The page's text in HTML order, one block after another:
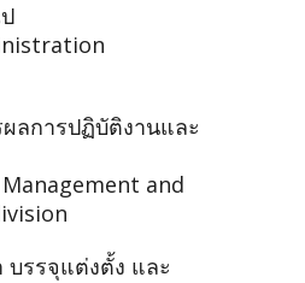
ลการปฏิบัติงานและ
and
บรรจุแต่งตั้ง และ